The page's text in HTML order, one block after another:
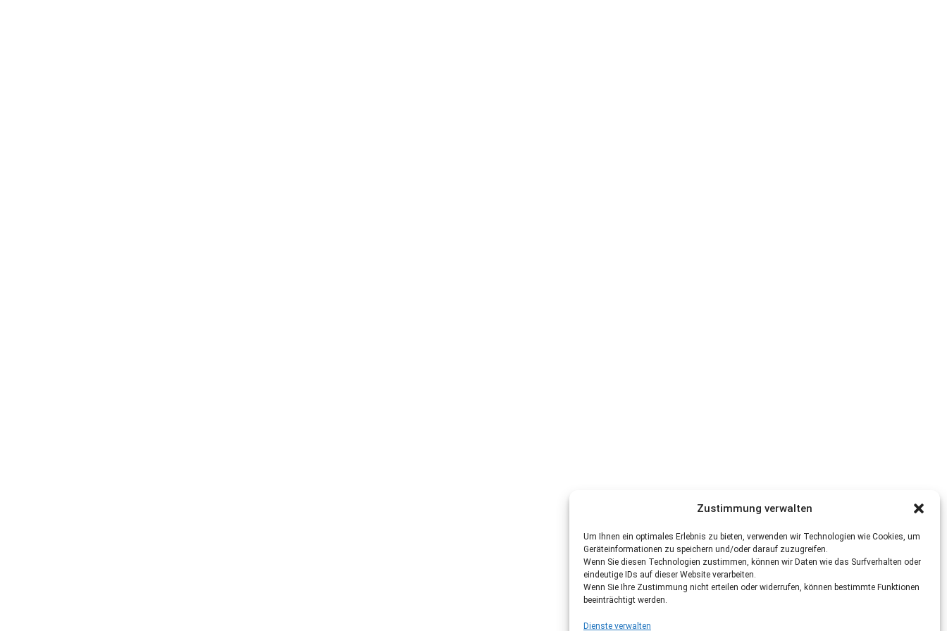
Zustimmung verwalten
Um Ihnen ein optimales Erlebnis zu bieten, verwenden wir Technologien wie Cookies, um
Geräteinformationen zu speichern und/oder darauf zuzugreifen.
Wenn Sie diesen Technologien zustimmen, können wir Daten wie das Surfverhalten oder
eindeutige IDs auf dieser Website verarbeiten.
Wenn Sie Ihre Zustimmung nicht erteilen oder widerrufen, können bestimmte Funktionen
beeinträchtigt werden.
Dienste verwalten